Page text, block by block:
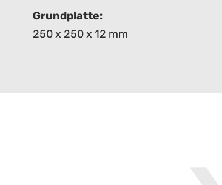
Grundplatte:
250 x 250 x 12 mm